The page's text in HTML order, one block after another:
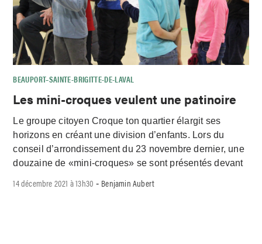
BEAUPORT–SAINTE-BRIGITTE-DE-LAVAL
Les mini-croques veulent une patinoire
Le groupe citoyen Croque ton quartier élargit ses
horizons en créant une division d’enfants. Lors du
conseil d’arrondissement du 23 novembre dernier, une
douzaine de «mini-croques» se sont présentés devant
14 décembre 2021 à 13h30 - Benjamin Aubert